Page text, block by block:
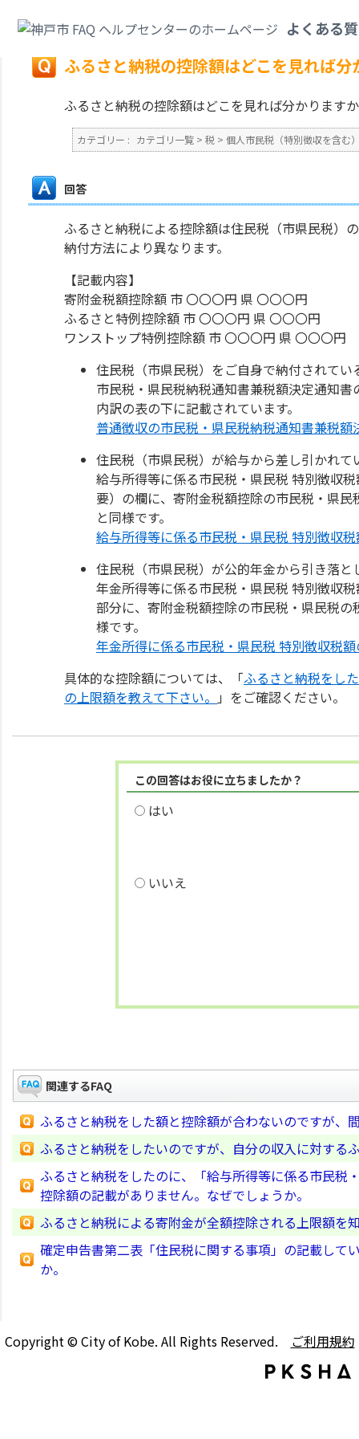
よくある
戻る
ふるさと納税の控除額はどこを見れば分
ふるさと納税の控除額はどこを見れば分かります
カテゴリー : カテゴリ一覧 > 税 > 個人市民税（特別徴収を含む
回答
ふるさと納税による控除額は住民税（市県民税）
納付方法により異なります。
【記載内容】
寄附金税額控除額 市 〇〇〇円 県 〇〇〇円
ふるさと特例控除額 市 〇〇〇円 県 〇〇〇円
ワンストップ特例控除額 市 〇〇〇円 県 〇〇〇円
住民税（市県民税）をご自身で納付されてい
市民税・県民税納税通知書兼税額決定通知
内訳の表の下に記載されています。
普通徴収の市民税・県民税納税通知書兼税額
住民税（市県民税）が給与から差し引かれて
給与所得等に係る市民税・県民税 特別徴収
要）の欄に、寄附金税額控除の市民税・県
と同様です。
給与所得等に係る市民税・県民税 特別徴収
住民税（市県民税）が公的年金から引き落と
年金所得等に係る市民税・県民税 特別徴収
部分に、寄附金税額控除の市民税・県民税
様です。
年金所得に係る市民税・県民税 特別徴収税
具体的な控除額については、「ふるさと納税をし
の上限額を教えて下さい。 」をご確認ください。
この回答はお役に立ちましたか？
はい
いいえ
関連するFAQ
ふるさと納税をした額と控除額が合わないのですが、
ふるさと納税をしたいのですが、自分の収入に対する
ふるさと納税をしたのに、「給与所得等に係る市民
控除額の記載がありません。なぜでしょうか。
ふるさと納税による寄附金が全額控除される上限額を
確定申告書第二表「住民税に関する事項」の記載して
か。
Copyright © City of Kobe. All Rights Reserved. ご利用規約